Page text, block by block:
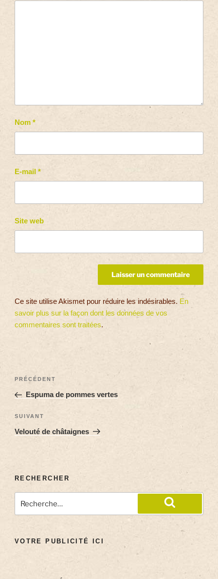
Nom *
E-mail *
Site web
Ce site utilise Akismet pour réduire les indésirables. En
savoir plus sur la façon dont les données de vos
commentaires sont traitées.
PRÉCÉDENT
Espuma de pommes vertes
SUIVANT
Velouté de châtaignes
RECHERCHER
VOTRE PUBLICITÉ ICI